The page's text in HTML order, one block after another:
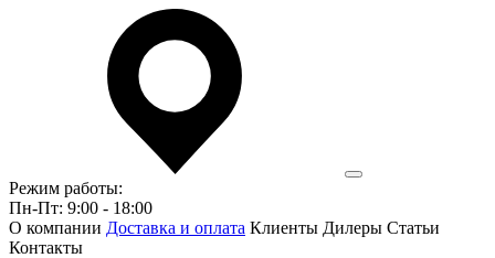
Режим работы:
Пн-Пт: 9:00 - 18:00
О компании Доставка и оплата Клиенты Дилеры Статьи
Контакты